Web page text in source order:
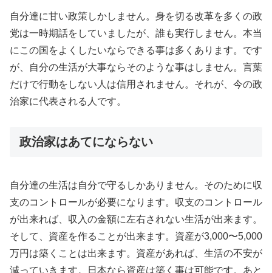
自分達に甘い政策しかしません。身を切る改革を多くの政
党は一時期話をしていましたが、誰も実行しません。本当
にこの国をよくしたいならできる事は多くあります。です
が、自分の生活が大事ならそのような事はしません。言葉
だけで行動をしない人は信用されません。それが、今の政
治家に代表される人です。
政治家はあてにならない
自分達の生活は自分で守るしかありません。そのために収
支のコントロールが必要になります。収支のコントロール
が出来れば、収入の金額に左右されない生活が出来ます。
そして、資産を作ることが出来ます。資産が3,000〜5,000
万円は築くことは出来ます。資産があれば、生活の不安が
減っていきます。日本なら資産は築く事は可能です。あと